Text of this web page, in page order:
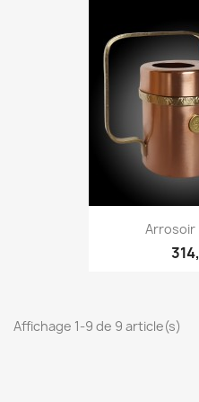
Arrosoir
Affichage 1-9 de 9 article(s)